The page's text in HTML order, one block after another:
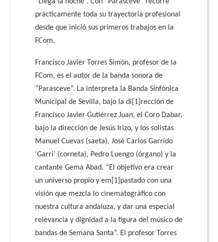
prácticamente toda su trayectoria profesional
desde que inició sus primeros trabajos en la
FCom.
Francisco Javier Torres Simón, profesor de la
FCom, es el autor de la banda sonora de
“Parasceve”. La interpreta la Banda Sinfónica
Municipal de Sevilla, bajo la di [1] rección de
Francisco Javier Gutiérrez Juan, el Coro Dabar,
bajo la dirección de Jesús Irizo, y los solistas
Manuel Cuevas (saeta), José Carlos Garrido
‘Garri’ (corneta), Pedro Luengo (órgano) y la
cantante Gema Abad. “El objetivo era crear
un universo propio y em [1] pastado con una
visión que mezcla lo cinematográfico con
nuestra cultura andaluza, y dar una especial
relevancia y dignidad a la figura del músico de
bandas de Semana Santa”. El profesor Torres